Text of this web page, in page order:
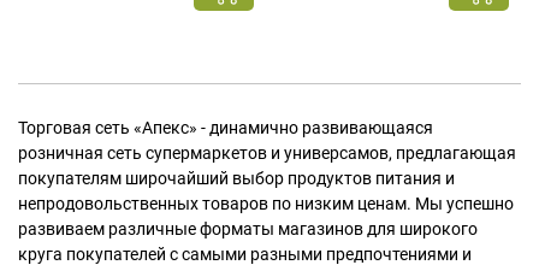
Торговая сеть «Апекс» - динамично развивающаяся
розничная сеть супермаркетов и универсамов, предлагающая
покупателям широчайший выбор продуктов питания и
непродовольственных товаров по низким ценам. Мы успешно
развиваем различные форматы магазинов для широкого
круга покупателей с самыми разными предпочтениями и